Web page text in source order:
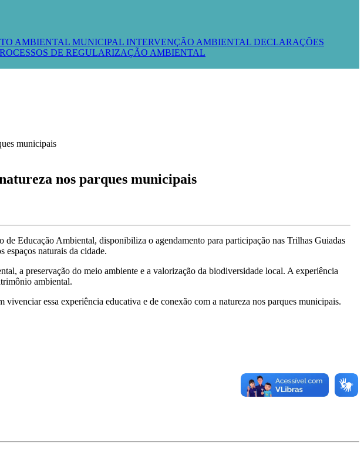
AMBIENTAL MUNICIPAL INTERVENÇÃO AMBIENTAL DECLARAÇÕES
DE REGULARIZAÇÃO AMBIENTAL
nos parques municipais
Educação Ambiental, disponibiliza o agendamento para participação nas Trilhas Guiadas
espaços naturais da cidade.
a preservação do meio ambiente e a valorização da biodiversidade local. A experiência
ambiental.
essa experiência educativa e de conexão com a natureza nos parques municipais.